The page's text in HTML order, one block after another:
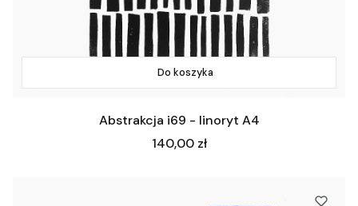
Do koszyka
Abstrakcja i69 - linoryt A4
Cena
140,00 zł